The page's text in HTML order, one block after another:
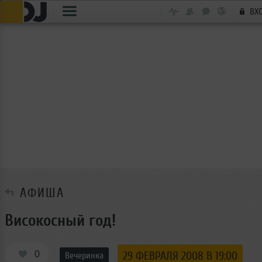
АФИША
Високосный год!
0 Вечеринка 29 ФЕВРАЛЯ 2008 В 19:00